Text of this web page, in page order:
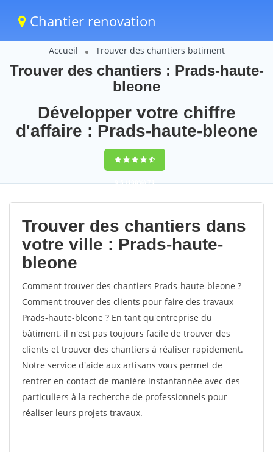
Chantier renovation
Accueil Trouver des chantiers batiment
Trouver des chantiers : Prads-haute-
bleone
Développer votre chiffre
d'affaire : Prads-haute-bleone
9,5(100%)71
votes
Trouver des chantiers dans
votre ville : Prads-haute-
bleone
Comment trouver des chantiers Prads-haute-bleone ?
Comment trouver des clients pour faire des travaux
Prads-haute-bleone ? En tant qu'entreprise du
bâtiment, il n'est pas toujours facile de trouver des
clients et trouver des chantiers à réaliser rapidement.
Notre service d'aide aux artisans vous permet de
rentrer en contact de manière instantannée avec des
particuliers à la recherche de professionnels pour
réaliser leurs projets travaux.